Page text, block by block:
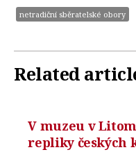
netradiční sběratelské obory
Related
V muzeu v
repliky českých